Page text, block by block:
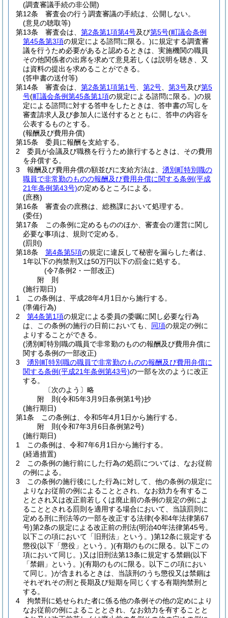
(調査審議手続の非公開)
第12条
審査会の行う調査審議の手続は、公開しない。
(意見の聴取等)
第13条
審査会は、 第2条第1項第4号及び第5号(町議会条例
第45条第3項の規定による諮問に限る。)に規定する調査審
議を行うため必要があると認めるときは、実施機関の職員
その他関係者の出席を求めて意見若しくは説明を聴き、又
は資料の提出を求めることができる。
(答申書の送付等)
第14条
審査会は、 第2条第1項第1号 第2号 第3号及び第5
号(町議会条例第45条第1項の規定による諮問に限る。)の規
定による諮問に対する答申をしたときは、答申書の写しを
審査請求人及び参加人に送付するとともに、答申の内容を
公表するものとする。
(報酬及び費用弁償)
第15条
委員に報酬を支給する。
2
委員が会議及び職務を行うため旅行するときは、その費用
を弁償する。
3
報酬及び費用弁償の額並びに支給方法は、 湧別町特別職の
職員で非常勤のものの報酬及び費用弁償に関する条例(平成
21年条例第43号)の定めるところによる。
(庶務)
第16条
審査会の庶務は、総務課において処理する。
(委任)
第17条
この条例に定めるもののほか、審査会の運営に関し
必要な事項は、規則で定める。
(罰則)
第18条
第4条第5項の規定に違反して秘密を漏らした者は、
1年以下の拘禁刑又は50万円以下の罰金に処する。
(令7条例2・一部改正)
附 則
(施行期日)
1
この条例は、平成28年4月1日から施行する。
(準備行為)
2
第4条第1項の規定による委員の委嘱に関し必要な行為
は、この条例の施行の日前においても、 同項の規定の例に
よりすることができる。
(湧別町特別職の職員で非常勤のものの報酬及び費用弁償に
関する条例の一部改正)
3
湧別町特別職の職員で非常勤のものの報酬及び費用弁償に
関する条例(平成21年条例第43号)の一部を次のように改正
する。
〔次のよう〕略
附 則(令和5年3月9日条例第1号)抄
(施行期日)
第1条
この条例は、令和5年4月1日から施行する。
附 則(令和7年3月6日条例第2号)
(施行期日)
1
この条例は、令和7年6月1日から施行する。
(経過措置)
2
この条例の施行前にした行為の処罰については、なお従前
の例による。
3
この条例の施行後にした行為に対して、他の条例の規定に
よりなお従前の例によることとされ、なお効力を有するこ
ととされ又は改正前若しくは廃止前の条例の規定の例によ
ることとされる罰則を適用する場合において、当該罰則に
定める刑に刑法等の一部を改正する法律(令和4年法律第67
号)第2条の規定による改正前の刑法(明治40年法律第45号。
以下この項において「旧刑法」という。)第12条に規定する
懲役(以下「懲役」という。)(有期のものに限る。以下この
項において同じ。)又は旧刑法第13条に規定する禁錮(以下
「禁錮」という。)(有期のものに限る。以下この項におい
て同じ。)が含まれるときは、当該刑のうち懲役又は禁錮は
それぞれその刑と長期及び短期を同じくする有期拘禁刑と
する。
4
拘禁刑に処せられた者に係る他の条例その他の定めにより
なお従前の例によることとされ、なお効力を有することと